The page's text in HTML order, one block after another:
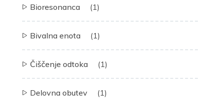
Bioresonanca (1)
Bivalna enota (1)
Čiščenje odtoka (1)
Delovna obutev (1)